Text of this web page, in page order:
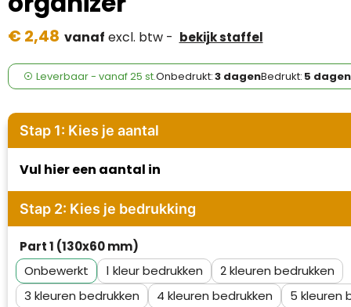
Fresh 'n Rebel
GolfOriginals
James Harvest
Kingcap
Moleskine
MyKit
Ocean Bottle
€ 2,48 vanaf excl. btw - bekijk staffel
Leverbaar- vanaf25 st.Onbedrukt:3 dagenBedrukt: 5 dagen
Stap 1: Kies je aantal
Vul hier een aantal in
Stap 2: Kies je bedrukking
Part 1 (130x60 mm)
Onbewerkt
1
2
3
4
5